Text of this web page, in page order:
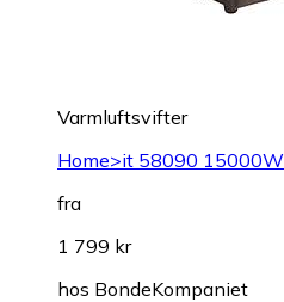
Varmluftsvifter
Home>it 58090 15000W
fra
1 799 kr
hos BondeKompaniet